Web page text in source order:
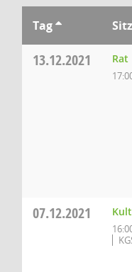
Tag
13.12.2021 Rat
07.12.2021